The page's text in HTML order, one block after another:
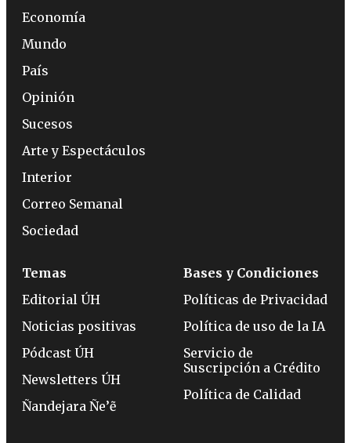
Economía
Mundo
País
Opinión
Sucesos
Arte y Espectáculos
Interior
Correo Semanal
Sociedad
Temas
Editorial ÚH
Noticias positivas
Pódcast ÚH
Newsletters ÚH
Ñandejara Ñe’ẽ
Bases y Condiciones
Políticas de Privacidad
Política de uso de la IA
Servicio de
Suscripción a Crédito
Política de Calidad